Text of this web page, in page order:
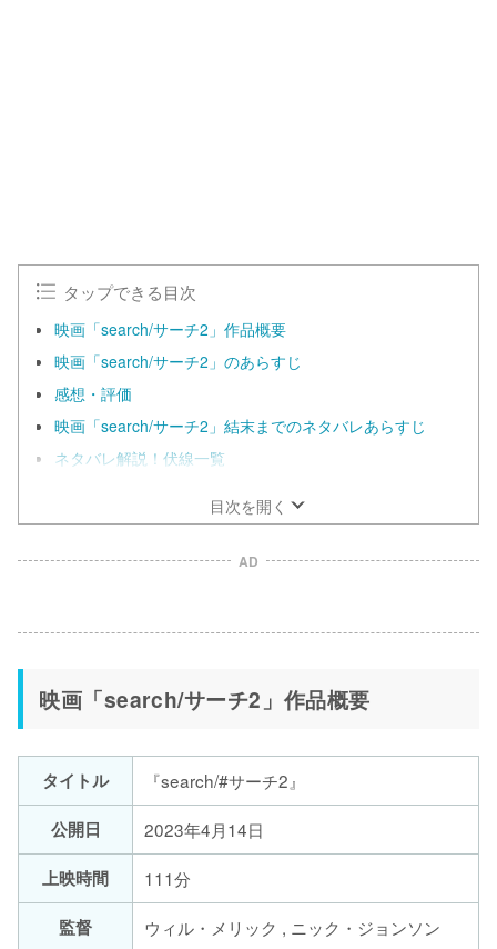
タップできる目次
映画「search/サーチ2」作品概要
映画「search/サーチ2」のあらすじ
感想・評価
映画「search/サーチ2」結末までのネタバレあらすじ
ネタバレ解説！伏線一覧
目次を開く
AD
映画「search/サーチ2」作品概要
タイトル
『search/#サーチ2』
公開日
2023年4月14日
上映時間
111分
監督
ウィル・メリック , ニック・ジョンソン